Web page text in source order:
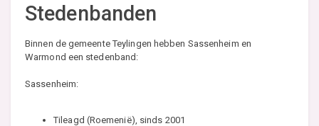
Stedenbanden
Binnen de gemeente Teylingen hebben Sassenheim en
Warmond een stedenband:
Sassenheim:
Tileagd (Roemenië), sinds 2001